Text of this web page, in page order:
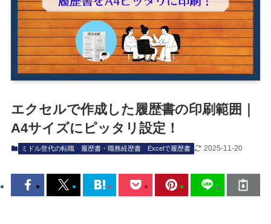
エクセルで作成した履歴書の印刷範囲｜
A4サイズにピッタリ設定！
ミドル世代の転職 履歴書・職務経歴書 Excelで履歴書 2025-11-20